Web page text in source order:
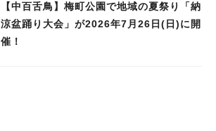
【中百舌鳥】梅町公園で地域の夏祭り「納
涼盆踊り大会」が2026年7月26日(日)に開
催！